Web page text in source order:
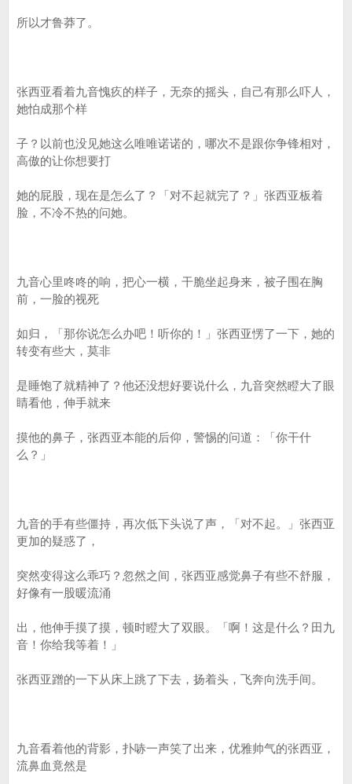
所以才鲁莽了。
张西亚看着九音愧疚的样子，无奈的摇头，自己有那么吓人，
她怕成那个样
子？以前也没见她这么唯唯诺诺的，哪次不是跟你争锋相对，
高傲的让你想要打
她的屁股，现在是怎么了？「对不起就完了？」张西亚板着
脸，不冷不热的问她。
九音心里咚咚的响，把心一横，干脆坐起身来，被子围在胸
前，一脸的视死
如归，「那你说怎么办吧！听你的！」张西亚愣了一下，她的
转变有些大，莫非
是睡饱了就精神了？他还没想好要说什么，九音突然瞪大了眼
睛看他，伸手就来
摸他的鼻子，张西亚本能的后仰，警惕的问道：「你干什
么？」
九音的手有些僵持，再次低下头说了声，「对不起。」张西亚
更加的疑惑了，
突然变得这么乖巧？忽然之间，张西亚感觉鼻子有些不舒服，
好像有一股暖流涌
出，他伸手摸了摸，顿时瞪大了双眼。「啊！这是什么？田九
音！你给我等着！」
张西亚蹭的一下从床上跳了下去，扬着头，飞奔向洗手间。
九音看着他的背影，扑哧一声笑了出来，优雅帅气的张西亚，
流鼻血竟然是